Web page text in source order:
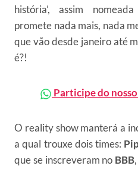
história’, assim
promete nada mais, nada
que vão desde janeiro até
é?!
Participe do
O reality show manterá a
a qual trouxe dois times:
que se inscreveram no BBB